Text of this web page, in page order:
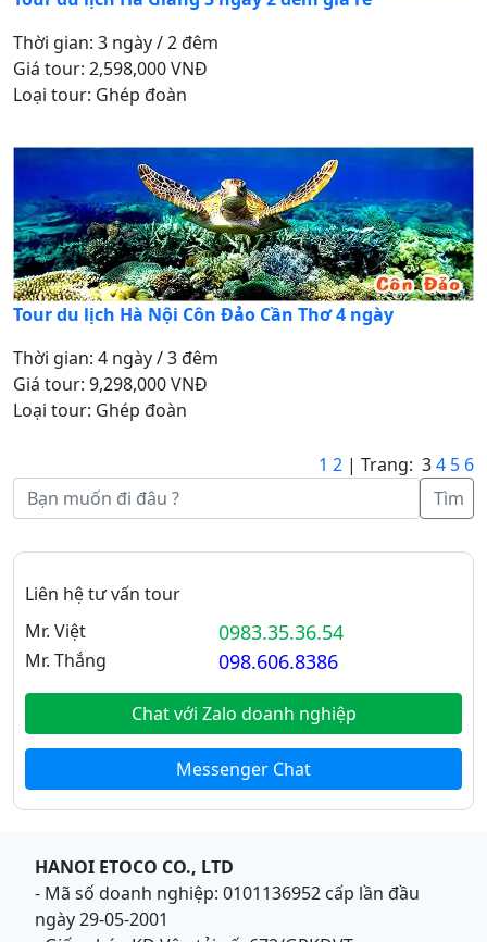
Thời gian: 3 ngày / 2 đêm
Giá tour: 2,598,000 VNĐ
Loại tour: Ghép đoàn
Tour du lịch Hà Nội Côn Đảo Cần Thơ 4 ngày
Thời gian: 4 ngày / 3 đêm
Giá tour: 9,298,000 VNĐ
Loại tour: Ghép đoàn
1 2 | Trang: 34 5 6
Tìm
Liên hệ tư vấn tour
Mr. Việt
0983.35.36.54
Mr. Thắng 098.606.8386
Chat với Zalo doanh nghiệp
Messenger Chat
HANOI ETOCO CO., LTD
- Mã số doanh nghiệp: 0101136952 cấp lần đầu
ngày 29-05-2001